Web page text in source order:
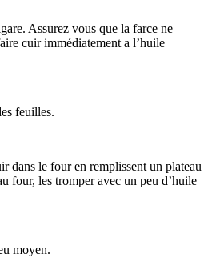
Assurez vous que la farce ne
cuir immédiatement a l’huile
feuilles.
dans le four en remplissent un plateau
four, les tromper avec un peu d’huile
moyen.